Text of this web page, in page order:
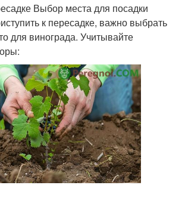
Выбор места для посадки
к пересадке, важно выбрать
для винограда. Учитывайте